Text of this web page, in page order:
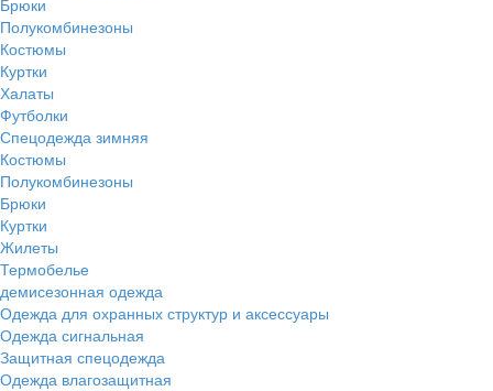
Полукомбинезоны
Костюмы
Куртки
Халаты
Футболки
Спецодежда зимняя
Костюмы
Полукомбинезоны
Брюки
Куртки
Жилеты
Термобелье
демисезонная одежда
Одежда для охранных структур и аксессуары
Одежда сигнальная
Защитная спецодежда
Одежда влагозащитная